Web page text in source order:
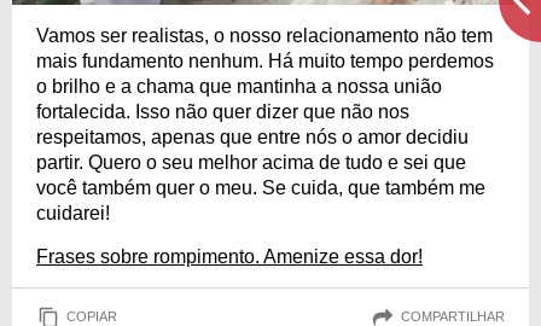
Vamos ser realistas, o nosso relacionamento não tem
mais fundamento nenhum. Há muito tempo perdemos
o brilho e a chama que mantinha a nossa união
fortalecida. Isso não quer dizer que não nos
respeitamos, apenas que entre nós o amor decidiu
partir. Quero o seu melhor acima de tudo e sei que
você também quer o meu. Se cuida, que também me
cuidarei!
Frases sobre rompimento. Amenize essa dor!
COPIAR COMPARTILHAR